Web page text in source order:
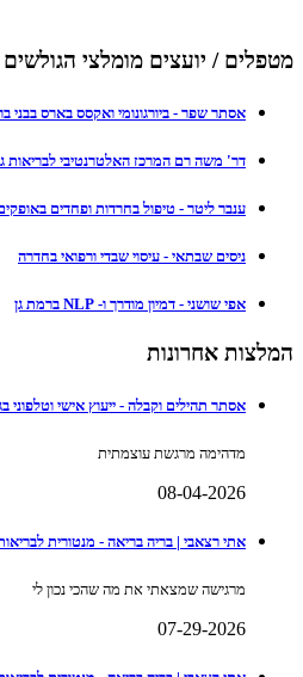
מטפלים / יועצים מומלצי הגולשים
אסתר שפר - ביורגונומי ואקסס בארס בבני
דר' משה רם המרכז האלטרנטיבי לבריאות
ענבר ליטר - טיפול בחרדות ופחדים באופקים
ניסים שבתאי - עיסוי שבדי ורפואי בחדרה
אפי שושני - דמיון מודרך ו- NLP ברמת גן
המלצות אחרונות
אסתר תהילים וקבלה - ייעוץ אישי וטלפוני
מדהימה מרגשת עוצמתית
08-04-2026
אתי רצאבי | בריה בריאה - מנטורית
מרגישה שמצאתי את מה שהכי נכון לי
07-29-2026